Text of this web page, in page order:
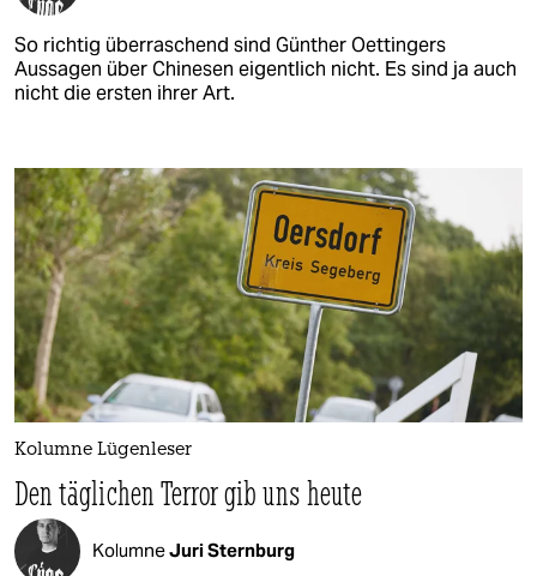
So richtig überraschend sind Günther Oettingers
Aussagen über Chinesen eigentlich nicht. Es sind ja auch
nicht die ersten ihrer Art.
Kolumne Lügenleser
Den täglichen Terror gib uns heute
KolumneJuri Sternburg